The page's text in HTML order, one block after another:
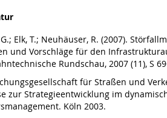
Elk, T.; Neuhäuser, R. (2007).
und Vorschläge für den
Rundschau, 2007 (11), S
für Straßen und
zur Strategieentwicklung im
Köln 2003.